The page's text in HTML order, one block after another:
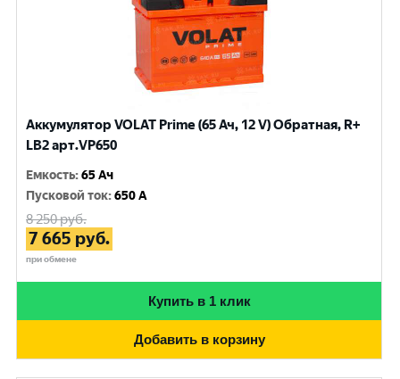
Аккумулятор VOLAT Prime (65 Ач, 12 V) Обратная, R+
LB2 арт.VP650
Емкость:65 Ач
Пусковой ток:650 A
8 250руб.
7 665 руб.
при обмене
Купить в 1 клик
Добавить в корзину